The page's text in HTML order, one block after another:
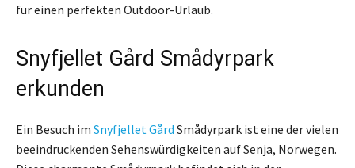
für einen perfekten Outdoor-Urlaub.
Snyfjellet Gård Smådyrpark
erkunden
Ein Besuch im Snyfjellet Gård Smådyrpark ist eine der vielen
beeindruckenden Sehenswürdigkeiten auf Senja, Norwegen.